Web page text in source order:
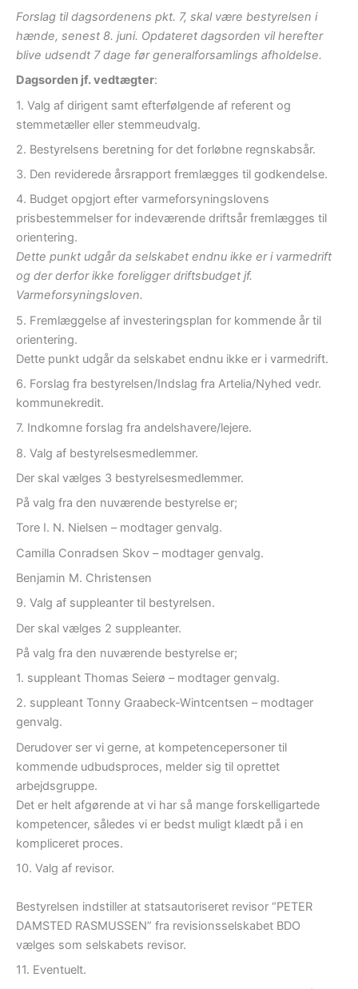
Forslag til dagsordenens pkt. 7, skal være bestyrelsen i
hænde, senest 8. juni. Opdateret dagsorden vil herefter
blive udsendt 7 dage før generalforsamlings afholdelse.
Dagsorden jf. vedtægter:
1. Valg af dirigent samt efterfølgende af referent og
stemmetæller eller stemmeudvalg.
2. Bestyrelsens beretning for det forløbne regnskabsår.
3. Den reviderede årsrapport fremlægges til godkendelse.
4. Budget opgjort efter varmeforsyningslovens
prisbestemmelser for indeværende driftsår fremlægges til
orientering.
Dette punkt udgår da selskabet endnu ikke er i varmedrift
og der derfor ikke foreligger driftsbudget jf.
Varmeforsyningsloven.
5. Fremlæggelse af investeringsplan for kommende år til
orientering.
Dette punkt udgår da selskabet endnu ikke er i varmedrift.
6. Forslag fra bestyrelsen/Indslag fra Artelia/Nyhed vedr.
kommunekredit.
7. Indkomne forslag fra andelshavere/lejere.
8. Valg af bestyrelsesmedlemmer.
Der skal vælges 3 bestyrelsesmedlemmer.
På valg fra den nuværende bestyrelse er;
Tore I. N. Nielsen – modtager genvalg.
Camilla Conradsen Skov – modtager genvalg.
Benjamin M. Christensen
9. Valg af suppleanter til bestyrelsen.
Der skal vælges 2 suppleanter.
På valg fra den nuværende bestyrelse er;
1. suppleant Thomas Seierø – modtager genvalg.
2. suppleant Tonny Graabeck-Wintcentsen – modtager
genvalg.
Derudover ser vi gerne, at kompetencepersoner til
kommende udbudsproces, melder sig til oprettet
arbejdsgruppe.
Det er helt afgørende at vi har så mange forskelligartede
kompetencer, således vi er bedst muligt klædt på i en
kompliceret proces.
10. Valg af revisor.
Bestyrelsen indstiller at statsautoriseret revisor “PETER
DAMSTED RASMUSSEN” fra revisionsselskabet BDO
vælges som selskabets revisor.
11. Eventuelt.